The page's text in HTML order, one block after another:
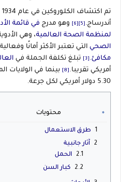
أندرساج.
وهو مدرج في قائمة
لمنظمة الصحة العالمية، وهي
الصحي التي تعتبر الأكثر أمانًا
مكافئ. تبلغ تكلفة الجملة في
أمريكي تقريبا.
بينما في الولايات
5.30 دولار أمريكي لكل جرعة.
محتويات
1
طرق الاستعمال
2
آثار جانبية
2.1
الحمل
2.2
كبار السن